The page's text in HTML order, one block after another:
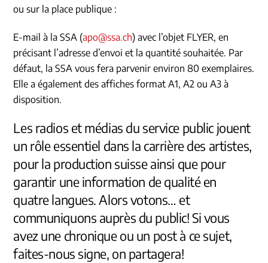
ou sur la place publique :
E-mail à la SSA (apo@ssa.ch) avec l’objet FLYER, en
précisant l’adresse d’envoi et la quantité souhaitée. Par
défaut, laSSAvous fera parvenir environ 80 exemplaires.
Elle a également des affiches format A1, A2 ou A3 à
disposition.
Les radios et médias du service public jouent
un rôle essentiel dans la carrière des artistes,
pour la production suisse ainsi que pour
garantir une information de qualité en
quatre langues. Alors votons… et
communiquons auprès du public! Si vous
avez une chronique ou un post à ce sujet,
faites-nous signe, on partagera!